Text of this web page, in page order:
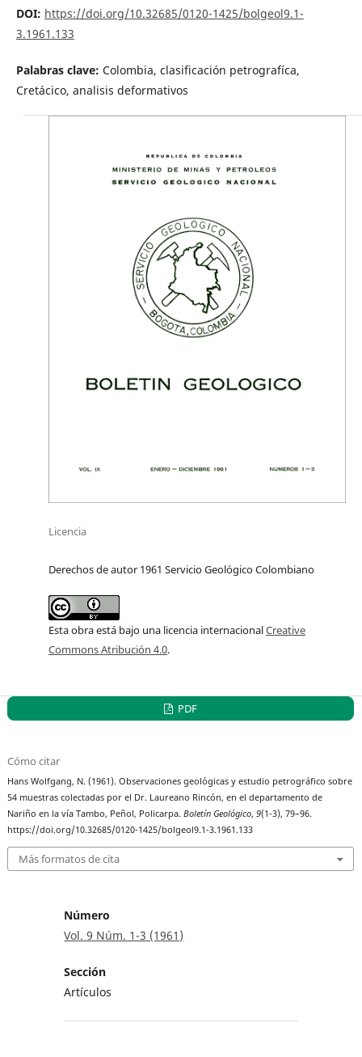
DOI: https://doi.org/10.32685/0120-1425/bolgeol9.1-
3.1961.133
Palabras clave: Colombia, clasificación petrografíca,
Cretácico, analisis deformativos
Licencia
Derechos de autor 1961 Servicio Geológico Colombiano
Esta obra está bajo una licencia internacionalCreative
Commons Atribución 4.0.
PDF
Cómo citar
Hans Wolfgang, N. (1961). Observaciones geológicas y estudio petrográfico sobre
54 muestras colectadas por el Dr. Laureano Rincón, en el departamento de
Nariño en la vía Tambo, Peñol, Policarpa.Boletín Geológico,9(1-3), 79–96.
https://doi.org/10.32685/0120-1425/bolgeol9.1-3.1961.133
Más formatos de cita
Número
Vol. 9 Núm. 1-3 (1961)
Sección
Artículos